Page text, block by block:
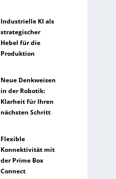
Industrielle KI als
strategischer
Hebel für die
Produktion
Neue Denkweisen
in der Robotik:
Klarheit für Ihren
nächsten Schritt
Flexible
Konnektivität mit
der Prime Box
Connect